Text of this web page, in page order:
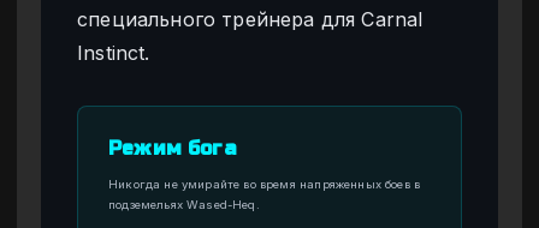
специального трейнера для Carnal
Instinct.
Режим бога
Никогда не умирайте во время напряженных боев в
подземельях Wased-Heq.